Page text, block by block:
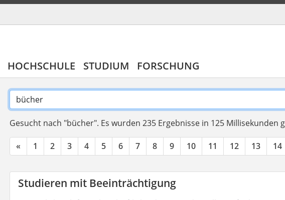
HOCHSCHULE STUDIUM FORSCHUNG
Gesucht nach "bücher". Es wurden 235 Ergebnisse in 125 Millisekunden
« 1 2 3 4 5 6 7 8 9 10 11 12 13 14
Studieren mit Beeinträchtigung